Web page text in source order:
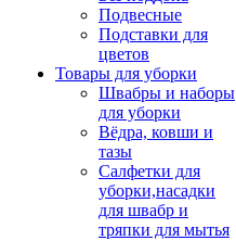
Подвесные
Подставки для
цветов
Товары для уборки
Швабры и наборы
для уборки
Вёдра, ковши и
тазы
Салфетки для
уборки,насадки
для швабр и
тряпки для мытья